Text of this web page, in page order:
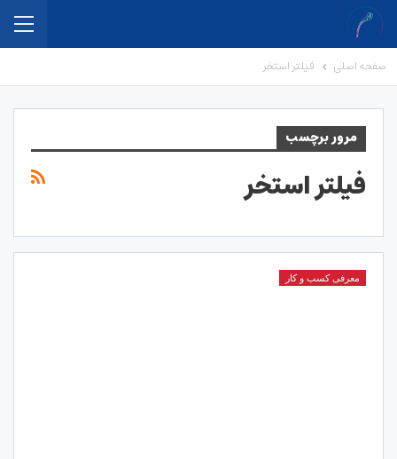
صفحه اصلی فیلتر استخر
مرور برچسب
فیلتر استخر
معرفی کسب و کار